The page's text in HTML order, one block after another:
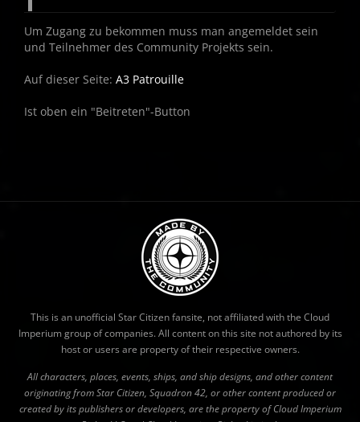
Um Zugang zu bekommen muss man angemeldet sein
und Teilnehmer des Community Projekts sein.
Auf dieser Seite: A3 Patrouille
Ist oben ein "Beitreten"-Button
This is an unofficial Star Citizen fansite, not affiliated with the Cloud
Imperium group of companies. All content on this site not authored by its
host or users are property of their respective owners.
All characters, places, events, ships, and ship designs, and other content
originating from Star Citizen, Squadron 42, or other content produced or
created by its publishers or developers, are the property of Cloud Imperium